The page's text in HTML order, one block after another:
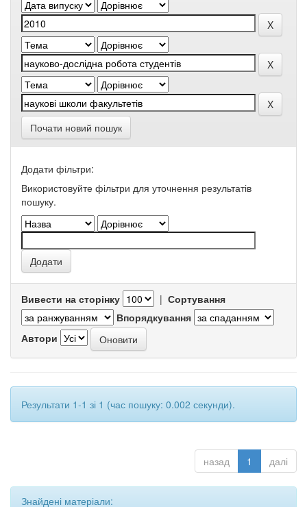
Почати новий пошук
Додати фільтри:
Використовуйте фільтри для уточнення результатів
пошуку.
Вивести на сторінку | Сортування
Впорядкування
Автори
Результати 1-1 зі 1 (час пошуку: 0.002 секунди).
назад 1 далі
Знайдені матеріали: